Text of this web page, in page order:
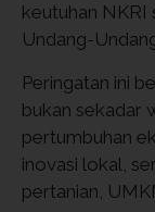
keutuhan NKRI
Undang-
Peringatan ini
bukan sekadar
pertumbuhan
inovasi lokal,
pertanian,